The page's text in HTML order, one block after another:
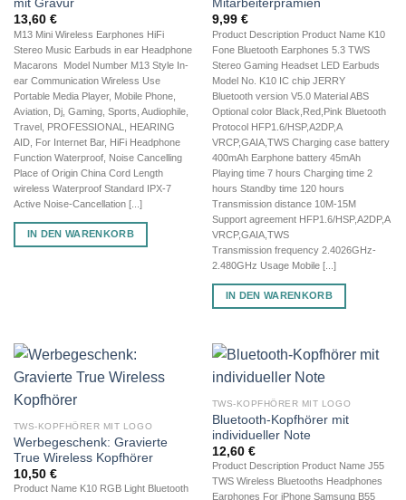
mit Gravur
13,60 €
M13 Mini Wireless Earphones HiFi
Stereo Music Earbuds in ear Headphone
Macarons Model Number M13 Style In-
ear Communication Wireless Use
Portable Media Player, Mobile Phone,
Aviation, Dj, Gaming, Sports, Audiophile,
Travel, PROFESSIONAL, HEARING
AID, For Internet Bar, HiFi Headphone
Function Waterproof, Noise Cancelling
Place of Origin China Cord Length
wireless Waterproof Standard IPX-7
Active Noise-Cancellation [...]
IN DEN WARENKORB
Mitarbeiterprämien
9,99 €
Product Description Product Name K10
Fone Bluetooth Earphones 5.3 TWS
Stereo Gaming Headset LED Earbuds
Model No. K10 IC chip JERRY
Bluetooth version V5.0 Material ABS
Optional color Black,Red,Pink Bluetooth
Protocol HFP1.6/HSP,A2DP,A
VRCP,GAIA,TWS Charging case battery
400mAh Earphone battery 45mAh
Playing time 7 hours Charging time 2
hours Standby time 120 hours
Transmission distance 10M-15M
Support agreement HFP1.6/HSP,A2DP,A
VRCP,GAIA,TWS
Transmission frequency 2.4026GHz-
2.480GHz Usage Mobile [...]
IN DEN WARENKORB
TWS-KOPFHÖRER MIT LOGO
Werbegeschenk: Gravierte
True Wireless Kopfhörer
10,50 €
Product Name K10 RGB Light Bluetooth
TWS-KOPFHÖRER MIT LOGO
Bluetooth-Kopfhörer mit
individueller Note
12,60 €
Product Description Product Name J55
TWS Wireless Bluetooths Headphones
Earphones For iPhone Samsung B55